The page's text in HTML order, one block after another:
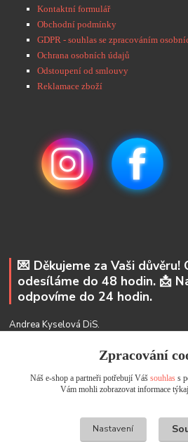
Kontaktní formulář
Obchodní podmínky
GDPR - souhlas se zpracováním
Ochrana osobních údajů
Odstoupení od smlouvy
Reklamace zboží
💌 Děkujeme za Vaši důvěru!
odesíláme do 48 hodin. 📩
odpovíme do 24 hodin.
Andrea Kyselová DiS.
Zpracování
Náš e-shop a partneři potřebují Váš souhlass
Vám mohli zobrazovat informace
Nastavení